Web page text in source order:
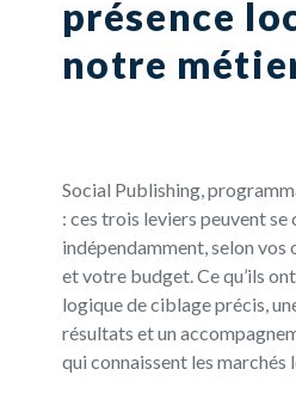
présence
notre
Social Publishing,
: ces trois leviers peuvent se
indépendamment, selon
et votre budget. Ce qu’ils
logique de ciblage précis,
résultats et un
qui connaissent les marchés